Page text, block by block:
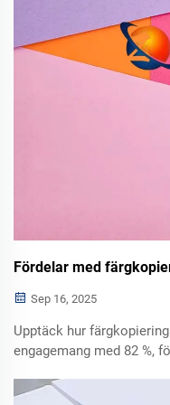
Fördelar med
Sep 16, 2025
Upptäck hur
engagemang med 82 %,
fallstudier som bevisar